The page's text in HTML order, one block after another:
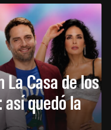
La Casa de los
quedó la